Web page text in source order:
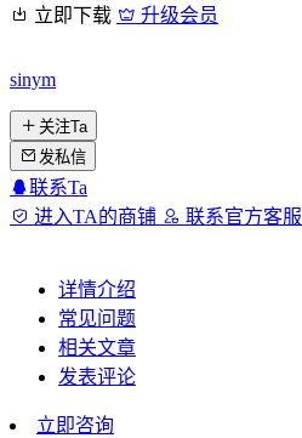
立即下载
升级会员
sinym
关注Ta
发私信
联系Ta
进入TA的商铺
联系官方客服
详情介绍
常见问题
相关文章
发表评论
立即咨询